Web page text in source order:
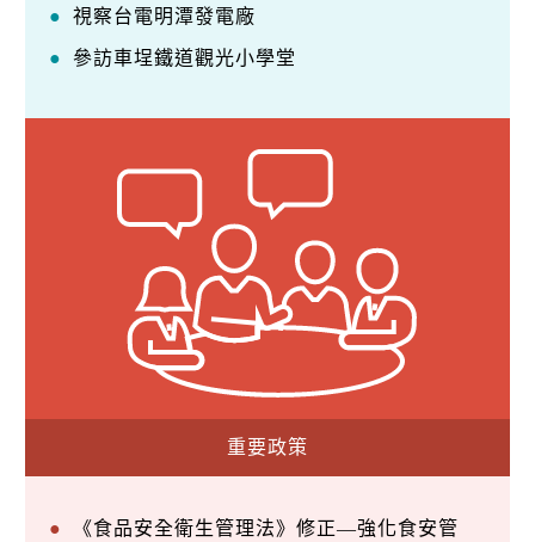
視察台電明潭發電廠
參訪車埕鐵道觀光小學堂
重要政策
《食品安全衛生管理法》修正—強化食安管